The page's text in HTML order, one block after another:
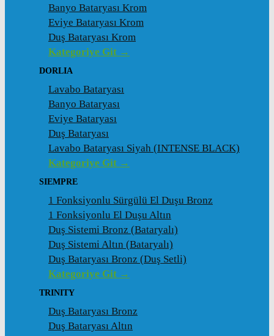
Banyo Bataryası Krom
Eviye Bataryası Krom
Duş Bataryası Krom
Kategoriye Git →
DORLIA
Lavabo Bataryası
Banyo Bataryası
Eviye Bataryası
Duş Bataryası
Lavabo Bataryası Siyah (INTENSE BLACK)
Kategoriye Git →
SIEMPRE
1 Fonksiyonlu Sürgülü El Duşu Bronz
1 Fonksiyonlu El Duşu Altın
Duş Sistemi Bronz (Bataryalı)
Duş Sistemi Altın (Bataryalı)
Duş Bataryası Bronz (Duş Setli)
Kategoriye Git →
TRINITY
Duş Bataryası Bronz
Duş Bataryası Altın